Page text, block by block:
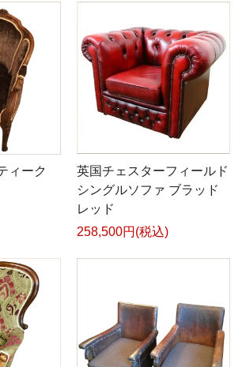
ィーク
英国チェスターフィールド
シングルソファ ブラッド
レッド
258,500円(税込)